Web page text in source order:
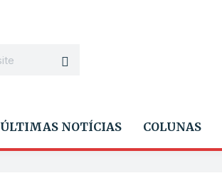
ÚLTIMAS NOTÍCIAS COLUNAS